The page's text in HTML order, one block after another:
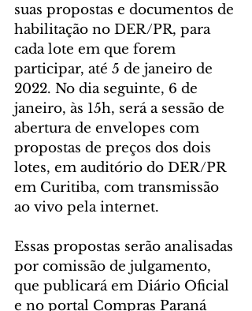
suas propostas e documentos de
habilitação no DER/PR, para
cada lote em que forem
participar, até 5 de janeiro de
2022. No dia seguinte, 6 de
janeiro, às 15h, será a sessão de
abertura de envelopes com
propostas de preços dos dois
lotes, em auditório do DER/PR
em Curitiba, com transmissão
ao vivo pela internet.
Essas propostas serão analisadas
por comissão de julgamento,
que publicará em Diário Oficial
e no portal Compras Paraná